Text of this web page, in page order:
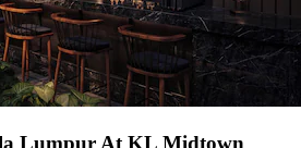
Lumpur At KL Midtown